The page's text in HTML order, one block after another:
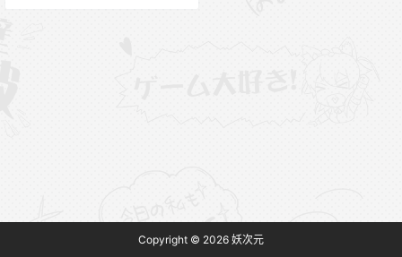
Copyright © 2026 妖次元